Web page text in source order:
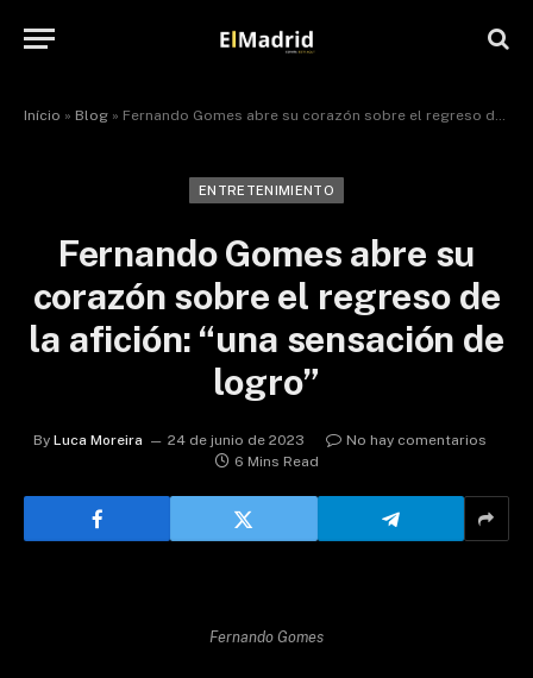
Início » Blog » Fernando Gomes abre su corazón sobre el regreso de la afición: “una sensación de logro”
ENTRETENIMIENTO
Fernando Gomes abre su
corazón sobre el regreso de
la afición: “una sensación de
logro”
By Luca Moreira 24 de junio de 2023
No hay comentarios
6 Mins Read
Fernando Gomes